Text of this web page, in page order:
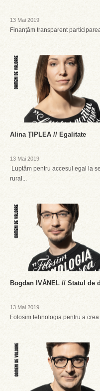
13 Mai 2019
Finanțăm transparent
Alina ȚIPLEA // Egalitate
13 Mai 2019
Luptăm pentru accesul egal la
rural...
Bogdan IVĂNEL // Statul de
13 Mai 2019
Folosim tehnologia pentru a